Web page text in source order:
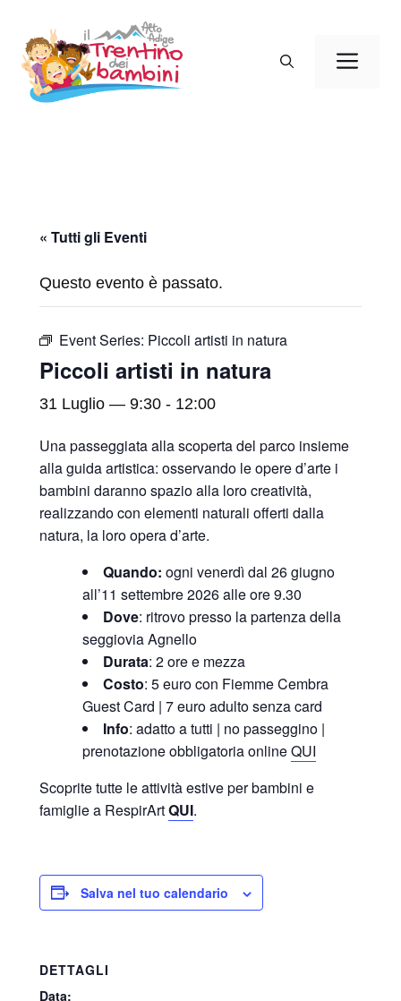
contenuto
« Tutti gli Eventi
Questo evento è passato.
Event Series: Piccoli artisti in natura
Piccoli artisti in natura
31 Luglio — 9:30 - 12:00
Una passeggiata alla scoperta del parco insieme
alla guida artistica: osservando le opere d’arte i
bambini daranno spazio alla loro creatività,
realizzando con elementi naturali offerti dalla
natura, la loro opera d’arte.
Quando: ogni venerdì dal 26 giugno
all’11 settembre 2026 alle ore 9.30
Dove: ritrovo presso la partenza della
seggiovia Agnello
Durata: 2 ore e mezza
Costo: 5 euro con Fiemme Cembra
Guest Card | 7 euro adulto senza card
Info: adatto a tutti | no passeggino |
prenotazione obbligatoria onlineQUI
Scoprite tutte le attività estive per bambini e
famiglie a RespirArtQUI.
Salva nel tuo calendario
DETTAGLI
Data: